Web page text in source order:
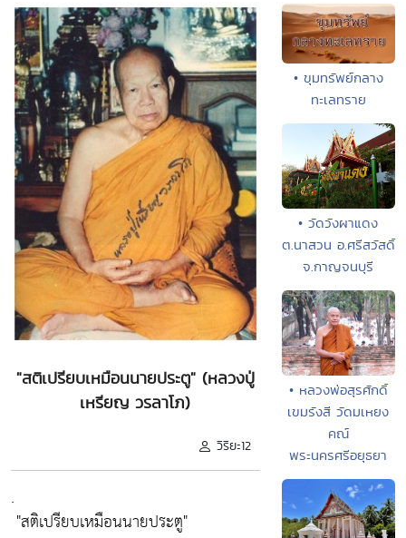
"สติเปรียบเหมือนนายประตู" (หลวงปู่
เหรียญ วรลาโภ)
วิริยะ12
.
"สติเปรียบเหมือนนายประตู"
• ขุมทรัพย์กลาง
ทะเลทราย
• วัดวังผาแดง
ต.นาสวน อ.ศรีสวัสดิ์
จ.กาญจนบุรี
• หลวงพ่อสุรศักดิ์
เขมรังสี วัดมเหยง
คณ์
พระนครศรีอยุธยา